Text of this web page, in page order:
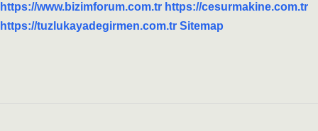
https://www.bizimforum.com.tr https://cesurmakine.com.tr
https://tuzlukayadegirmen.com.tr Sitemap